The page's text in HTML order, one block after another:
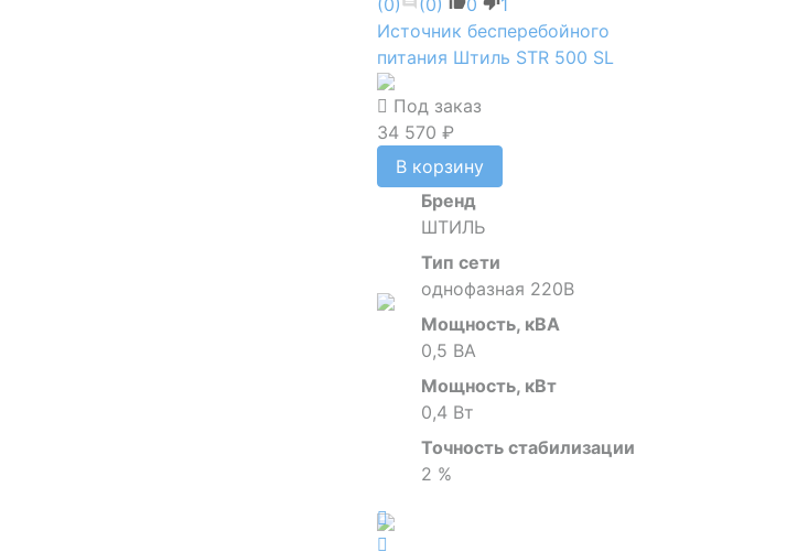
(0) (0) 0
1
Источник бесперебойного
питания Штиль STR 500 SL
Под заказ
34 570 ₽
В корзину
Бренд
ШТИЛЬ
Тип сети
однофазная 220В
Мощность, кВА
0,5 ВА
Мощность, кВт
0,4 Вт
Точность стабилизации
2 %